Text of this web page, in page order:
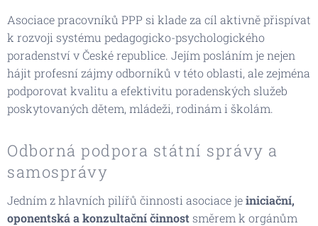
Asociace pracovníků PPP si klade za cíl aktivně přispívat
k rozvoji systému pedagogicko-psychologického
poradenství v České republice. Jejím posláním je nejen
hájit profesní zájmy odborníků v této oblasti, ale zejména
podporovat kvalitu a efektivitu poradenských služeb
poskytovaných dětem, mládeži, rodinám i školám.
Odborná podpora státní správy a
samosprávy
Jedním z hlavních pilířů činnosti asociace jeiniciační,
oponentská a konzultační činnost směrem k orgánům